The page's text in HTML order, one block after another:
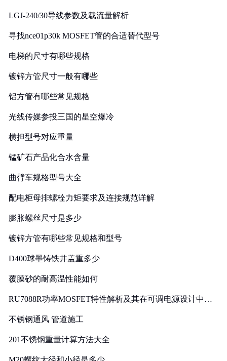
LGJ-240/30导线参数及载流量解析
寻找nce01p30k MOSFET管的合适替代型号
电梯的尺寸有哪些规格
镀锌方管尺寸一般有哪些
铝方管有哪些常见规格
光线传媒参投三国的星空爆冷
横担型号对应重量
锰矿石产品化合水含量
曲臂车规格型号大全
配电柜母排螺栓力矩要求及连接规范详解
膨胀螺丝尺寸是多少
镀锌方管有哪些常见规格和型号
D400球墨铸铁井盖重多少
覆膜砂的耐高温性能如何
RU7088R功率MOSFET特性解析及其在可调电源设计中的
不锈钢通风 管道施工
201不锈钢重量计算方法大全